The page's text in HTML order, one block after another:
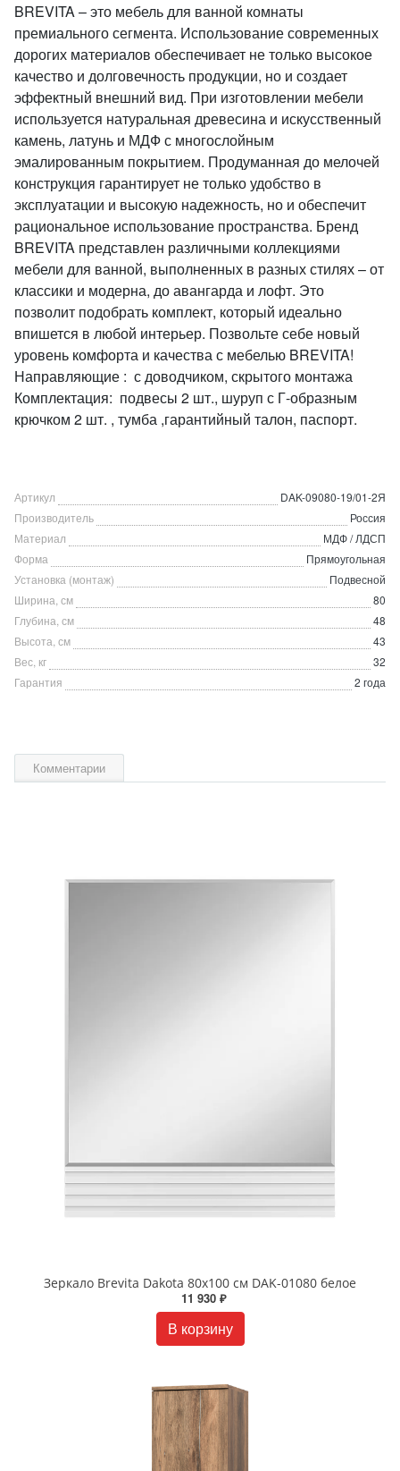
BREVITA – это мебель для ванной комнаты
премиального сегмента. Использование современных
дорогих материалов обеспечивает не только высокое
качество и долговечность продукции, но и создает
эффектный внешний вид. При изготовлении мебели
используется натуральная древесина и искусственный
камень, латунь и МДФ с многослойным
эмалированным покрытием. Продуманная до мелочей
конструкция гарантирует не только удобство в
эксплуатации и высокую надежность, но и обеспечит
рациональное использование пространства. Бренд
BREVITA представлен различными коллекциями
мебели для ванной, выполненных в разных стилях – от
классики и модерна, до авангарда и лофт. Это
позволит подобрать комплект, который идеально
впишется в любой интерьер. Позвольте себе новый
уровень комфорта и качества с мебелью BREVITA!
Направляющие : с доводчиком, скрытого монтажа
Комплектация: подвесы 2 шт., шуруп с Г-образным
крючком 2 шт. , тумба ,гарантийный талон, паспорт.
Артикул
DAK-09080-19/01-2Я
Производитель
Россия
Материал
МДФ / ЛДСП
Форма
Прямоугольная
Установка (монтаж)
Подвесной
Ширина, см
80
Глубина, см
48
Высота, см
43
Вес, кг
32
Гарантия
2 года
Комментарии
Зеркало Brevita Dakota 80х100 см DAK-01080 белое
11 930 ₽
В корзину